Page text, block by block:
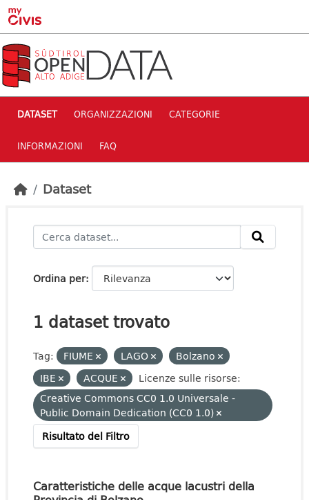
Skip to main content
DATASET ORGANIZZAZIONI CATEGORIE
INFORMAZIONI FAQ
Dataset
Ordina per
1 dataset trovato
Tag: FIUME LAGO
Bolzano
IBE
ACQUE
Licenze sulle risorse:
Creative Commons CC0 1.0 Universale -
Public Domain Dedication (CC0 1.0)
Risultato del Filtro
Caratteristiche delle acque lacustri della